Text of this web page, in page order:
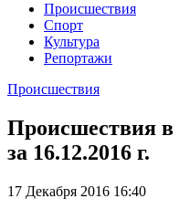
Происшествия
Спорт
Культура
Репортажи
Происшествия
Происшествия в
за 16.12.2016 г.
17 Декабря 2016 16:40